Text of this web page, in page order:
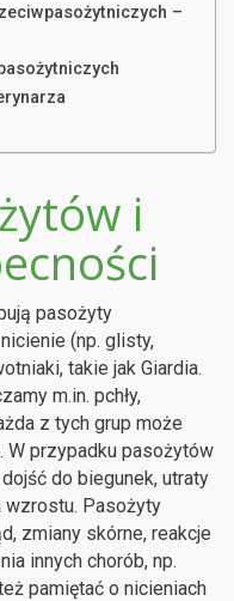
–
i
pasożyty
(np. glisty,
takie jak Giardia.
m.in. pchły,
z tych grup może
W przypadku pasożytów
do biegunek, utraty
wzrostu. Pasożyty
zmiany skórne, reakcje
innych chorób, np.
pamiętać o nicieniach